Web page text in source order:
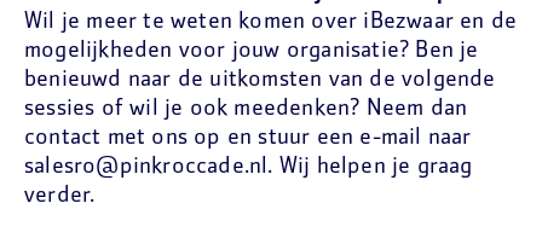
Wil je meer te weten komen over iBezwaar en de
mogelijkheden voor jouw organisatie? Ben je
benieuwd naar de uitkomsten van de volgende
sessies of wil je ook meedenken? Neem dan
contact met ons op en stuur een e-mail naar
salesro@pinkroccade.nl. Wij helpen je graag
verder.